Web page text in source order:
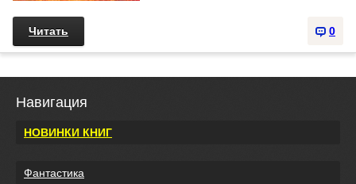
0
Читать
Навигация
НОВИНКИ КНИГ
Фантастика